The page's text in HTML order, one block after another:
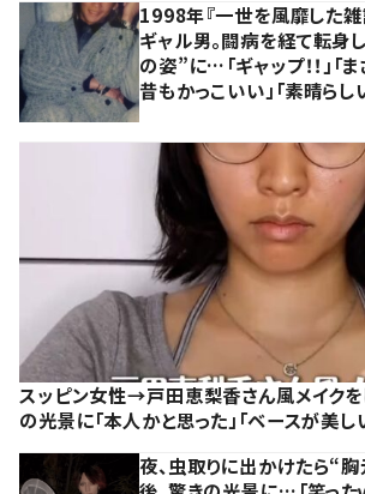
1998年『一世を風靡した雑
ギャル男。闘病を経て転身
の姿”に…「ギャップ！！」「
昔もかっこいい」「素晴らし
スッピン女性→戸田恵梨香さん風メイク
の光景に「本人かと思った」「ベースが美しい
夜、虫取りに出かけたら“